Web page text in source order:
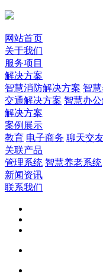
网站首页
关于我们
服务项目
解决方案
智慧消防解决方案 智
交通解决方案 智慧办
解决方案
案例展示
教育 电子商务 聊天交
关联产品
管理系统 智慧养老系统
新闻资讯
联系我们